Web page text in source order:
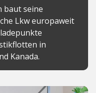
baut seine
Lkw europaweit
in
Kanada.